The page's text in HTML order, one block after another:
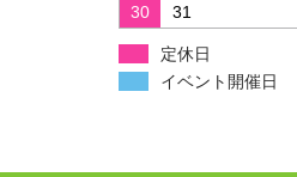
30
31
定休日
イベント開催日